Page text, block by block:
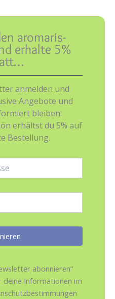
aromaris-
erhalte 5%
anmelden und
Angebote und
bleiben.
erhältst du 5% auf
Bestellung.
abonnieren”
deine Informationen im